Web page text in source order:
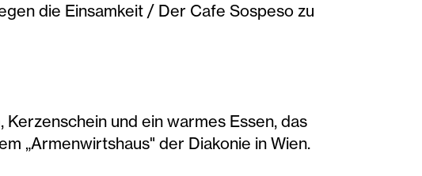
die Einsamkeit / Der Cafe Sospeso zu
und ein warmes Essen, das
„Armenwirtshaus" der Diakonie in Wien.